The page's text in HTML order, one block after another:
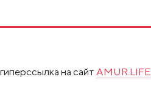
на сайт AMUR.LIFE